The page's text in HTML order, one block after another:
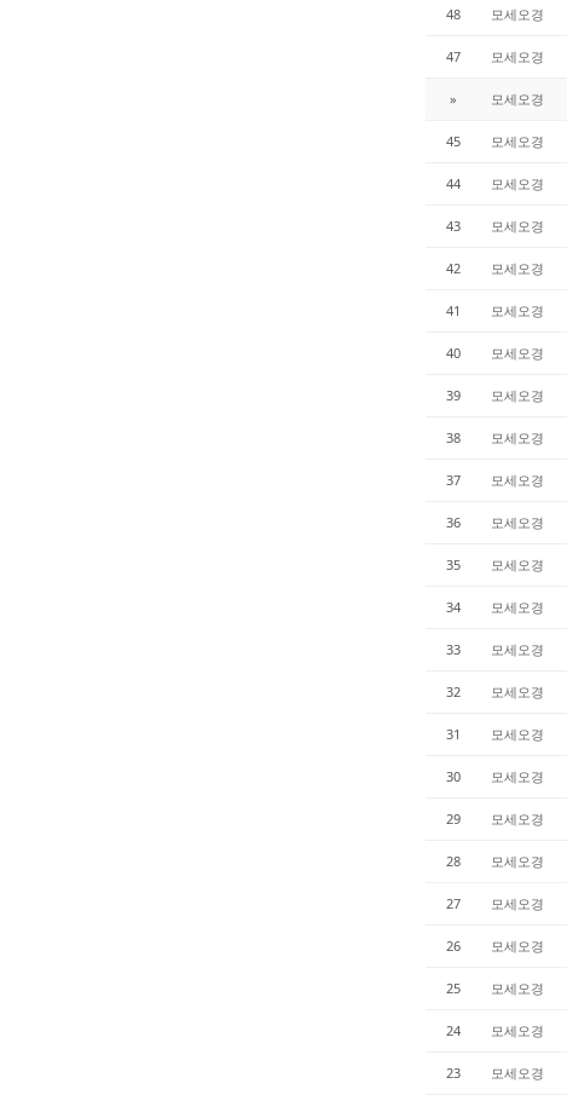
48 모세오경
47 모세오경
» 모세오경
45 모세오경
44 모세오경
43 모세오경
42 모세오경
41 모세오경
40 모세오경
39 모세오경
38 모세오경
37 모세오경
36 모세오경
35 모세오경
34 모세오경
33 모세오경
32 모세오경
31 모세오경
30 모세오경
29 모세오경
28 모세오경
27 모세오경
26 모세오경
25 모세오경
24 모세오경
23 모세오경